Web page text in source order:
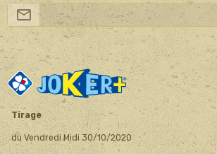
Tirage
du Vendredi Midi 30/10/2020